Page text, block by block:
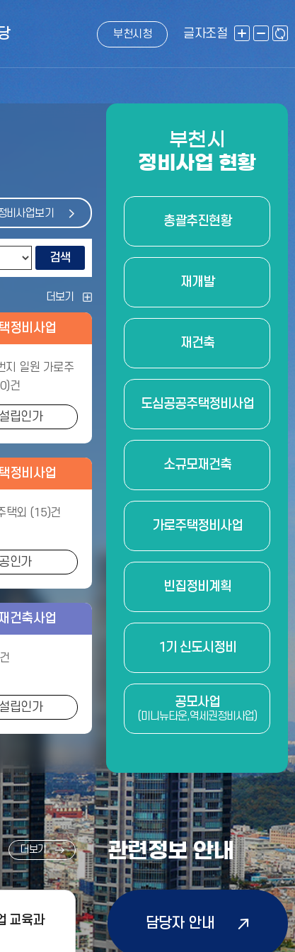
부천시청 글자조절
화
화
화
화
비사업보기
검색
정비사업
지 일원 가로주
건
립인가
정비사업
택외 (15)건
인가
건축사업
립인가
더보기
부천시
정비사업 현황
총괄추진현황
재개발
재건축
도심공공주택정비사업
소규모재건축
가로주택정비사업
빈집정비계획
1기 신도시정비
공모사업
(미니뉴타운,역세권정비사업)
교육과
더보기 관련정보 안내
담당자 안내